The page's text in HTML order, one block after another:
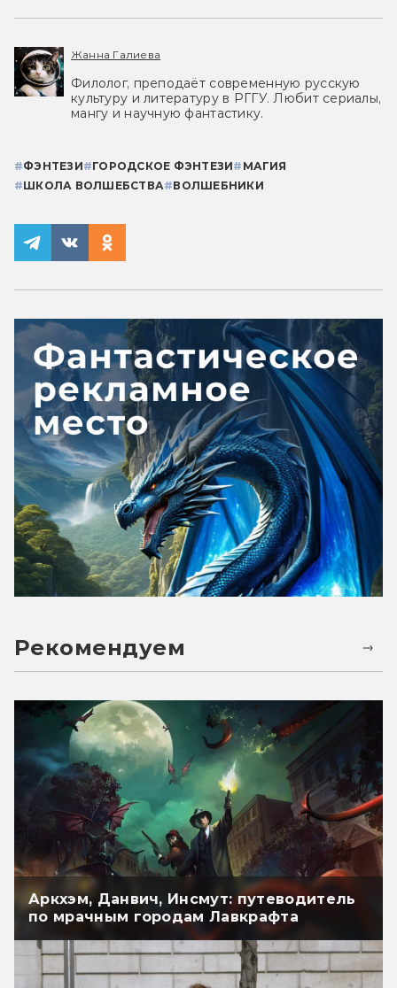
Жанна Галиева
Филолог, преподаёт современную русскую
культуру и литературу в РГГУ. Любит сериалы,
мангу и научную фантастику.
#ФЭНТЕЗИ#ГОРОДСКОЕ ФЭНТЕЗИ# МАГИЯ
#ШКОЛА ВОЛШЕБСТВА#ВОЛШЕБНИКИ
Рекомендуем
Аркхэм, Данвич, Инсмут: путеводитель
по мрачным городам Лавкрафта